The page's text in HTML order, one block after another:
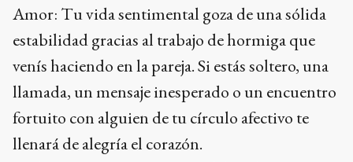
Amor: Tu vida sentimental goza de una sólida
estabilidad gracias al trabajo de hormiga que
venís haciendo en la pareja. Si estás soltero, una
llamada, un mensaje inesperado o un encuentro
fortuito con alguien de tu círculo afectivo te
llenará de alegría el corazón.